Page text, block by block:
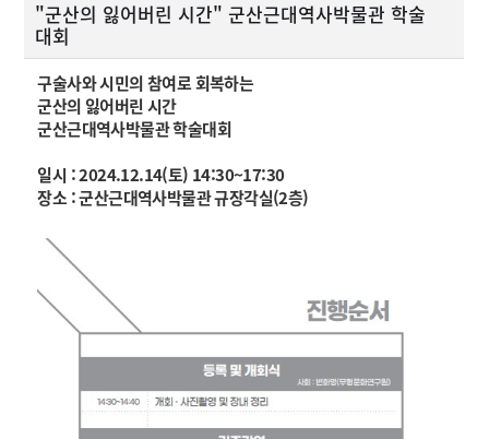
"군산의 잃어버린 시간" 군산근대역사박물관 학술
대회
구술사와 시민의 참여로 회복하는
군산의 잃어버린 시간
군산근대역사박물관 학술대회
일시 : 2024.12.14(토) 14:30~17:30
장소 : 군산근대역사박물관 규장각실(2층)